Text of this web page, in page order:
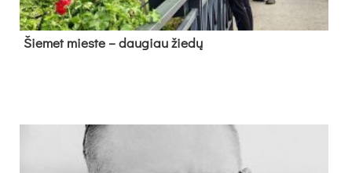
Šie­met mies­te – dau­giau žie­dų